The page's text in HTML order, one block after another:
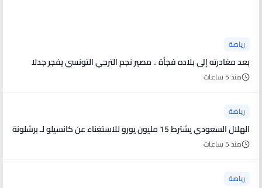
رياضة
بعد مغادرته إلى بلاده فجأة .. مصير نجم الترجي التونسي يفجر جدلا
منذ 5 ساعات
رياضة
الهلال السعودي يشترط 15 مليون يورو للاستغناء عن كانسيلو لـ برشلونة
منذ 5 ساعات
رياضة